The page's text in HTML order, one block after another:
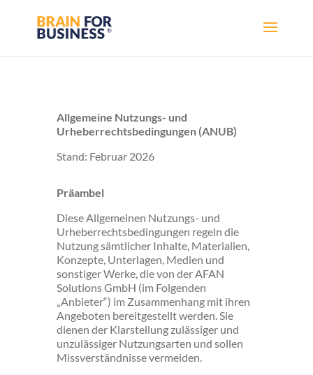
Allgemeine Nutzungs- und
Urheberrechtsbedingungen (ANUB)
Stand: Februar 2026
Präambel
Diese Allgemeinen Nutzungs- und
Urheberrechtsbedingungen regeln die
Nutzung sämtlicher Inhalte, Materialien,
Konzepte, Unterlagen, Medien und
sonstiger Werke, die von der AFAN
Solutions GmbH (im Folgenden
„Anbieter“) im Zusammenhang mit ihren
Angeboten bereitgestellt werden. Sie
dienen der Klarstellung zulässiger und
unzulässiger Nutzungsarten und sollen
Missverständnisse vermeiden.